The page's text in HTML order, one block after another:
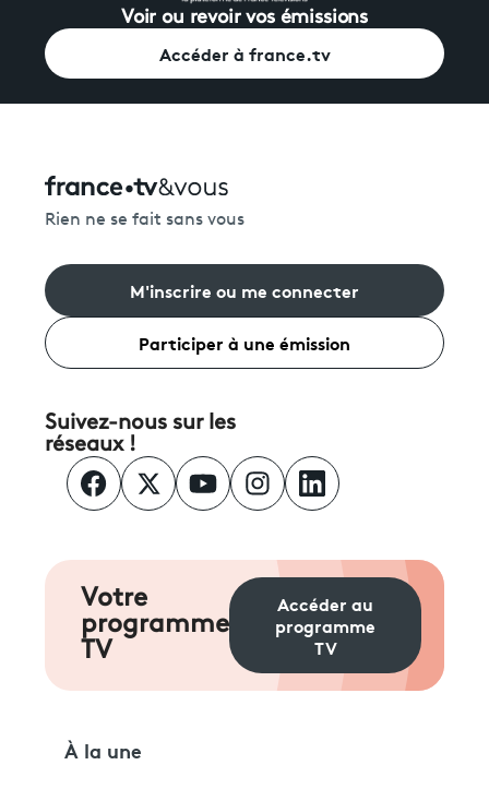
Voir ou revoir vos émissions
Accéder à france.tv
Rien ne se fait sans vous
M'inscrire ou me connecter
Participer à une émission
Suivez-nous sur les
réseaux !
Votre
programme
TV
Accéder au
programme
TV
À la une